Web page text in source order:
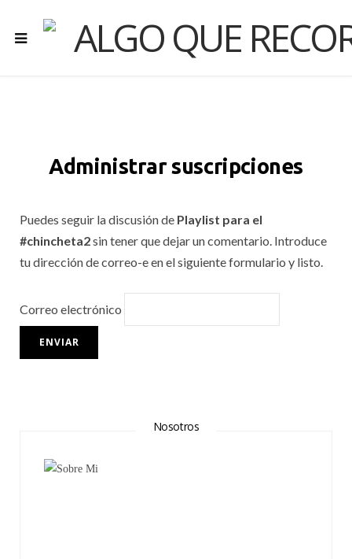
Administrar suscripciones
Puedes seguir la discusión de Playlist para el
#chincheta2sin tener que dejar un comentario. Introduce
tu dirección de correo-e en el siguiente formulario y listo.
Correo electrónico
Nosotros